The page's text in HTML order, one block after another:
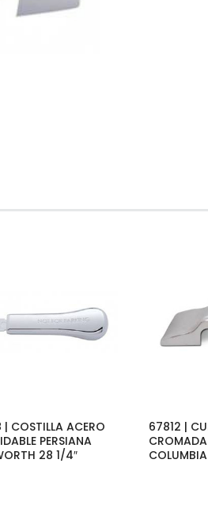
| COSTILLA ACERO
PERSIANA
28 1/4″
67812 |
CROMADA